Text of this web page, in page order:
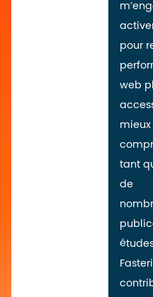
pour
web
mieux
tant
de